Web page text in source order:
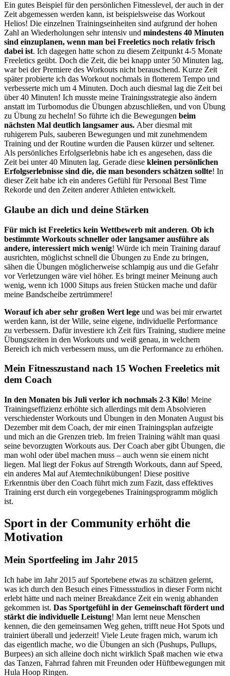
Ein gutes Beispiel für den persönlichen Fitnesslevel, der auch in der
Zeit abgemessen werden kann, ist beispielsweise das Workout
Helios! Die einzelnen Trainingseinheiten sind aufgrund der hohen
Zahl an Wiederholungen sehr intensiv und mindestens 40 Minuten
sind einzuplanen, wenn man bei Freeletics noch relativ frisch
dabei ist. Ich dagegen hatte schon zu diesem Zeitpunkt 4-5 Monate
Freeletics geübt. Doch die Zeit, die bei knapp unter 50 Minuten lag,
war bei der Premiere des Workouts nicht berauschend. Kurze Zeit
später probierte ich das Workout nochmals in flotterem Tempo und
verbesserte mich um 4 Minuten. Doch auch diesmal lag die Zeit bei
über 40 Minuten! Ich musste meine Trainingsstrategie also ändern
anstatt im Turbomodus die Übungen abzuschließen, und von Übung
zu Übung zu hecheln! So führte ich die Bewegungen beim
nächsten Mal deutlich langsamer aus. Aber diesmal mit
ruhigerem Puls, sauberen Bewegungen und mit zunehmendem
Training und der Routine wurden die Pausen kürzer und seltener.
Als persönliches Erfolgserlebnis habe ich es angesehen, dass die
Zeit bei unter 40 Minuten lag. Gerade diese kleinen persönlichen
Erfolgserlebnisse sind die, die man besonders schätzen sollte! In
dieser Zeit habe ich ein anderes Gefühl für Personal Best Time
Rekorde und den Zeiten anderer Athleten entwickelt.
Glaube an dich und deine Stärken
Für mich ist Freeletics kein Wettbewerb mit anderen. Ob ich
bestimmte Workouts schneller oder langsamer ausführe als
andere, interessiert mich wenig! Würde ich mein Training darauf
ausrichten, möglichst schnell die Übungen zu Ende zu bringen,
sähen die Übungen möglicherweise schlampig aus und die Gefahr
vor Verletzungen wäre viel höher. Es bringt meiner Meinung auch
wenig, wenn ich 1000 Situps aus freien Stücken mache und dafür
meine Bandscheibe zertrümmere!
Worauf ich aber sehr großen Wert lege und was bei mir erwartet
werden kann, ist der Wille, seine eigene, individuelle Performance
zu verbessern. Dafür investiere ich Zeit fürs Training, studiere meine
Übungszeiten in den Workouts und weiß genau, in welchem
Bereich ich mich verbessern muss, um die Performance zu erhöhen.
Mein Fitnesszustand nach 15 Wochen Freeletics mit
dem Coach
In den Monaten bis Juli verlor ich nochmals 2-3 Kilo! Meine
Trainingseffizienz erhöhte sich allerdings mit dem Absolvieren
verschiedenster Workouts und Übungen in den Monaten August bis
Dezember mit dem Coach, der mir einen Trainingsplan aufzeigte
und mich an die Grenzen trieb. Im freien Training wählt man quasi
seine bevorzugten Workouts aus. Der Coach aber gibt Übungen, die
man wohl oder übel machen muss – auch wenn sie einem nicht
liegen. Mal liegt der Fokus auf Strength Workouts, dann auf Speed,
ein anderes Mal auf Atemtechnikübungen! Diese positive
Erkenntnis über den Coach führt mich zum Fazit, dass effektives
Training erst durch ein vorgegebenes Trainingsprogramm möglich
ist.
Sport in der Community erhöht die
Motivation
Mein Sportfeeling im Jahr 2015
Ich habe im Jahr 2015 auf Sportebene etwas zu schätzen gelernt,
was ich durch den Besuch eines Fitnessstudios in dieser Form nicht
erlebt hätte und nach meiner Breakdance Zeit ein wenig abhanden
gekommen ist. Das Sportgefühl in der Gemeinschaft fördert und
stärkt die individuelle Leistung! Man lernt neue Menschen
kennen, die den gemeinsamen Weg gehen, trifft neue Hot Spots und
trainiert überall und jederzeit! Viele Leute fragen mich, warum ich
das eigentlich mache, wo die Übungen an sich (Pushups, Pullups,
Burpees) an sich alleine doch nicht wirklich Spaß machen wie etwa
das Tanzen, Fahrrad fahren mit Freunden oder Hüftbewegungen mit
Hula Hoop Ringen.